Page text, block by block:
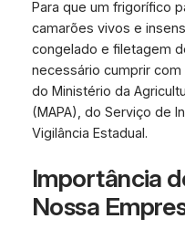
Para que um frigorífico
camarões vivos e
congelado e filetagem
necessário cumprir
do Ministério da
(MAPA), do Serviço de
Vigilância Estadual.
Importância
Nossa